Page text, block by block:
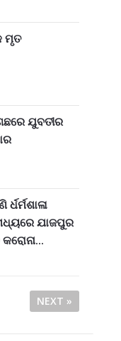
ମୃତ
ଯୁବତୀର
ଯାଜପୁର
NEXT »